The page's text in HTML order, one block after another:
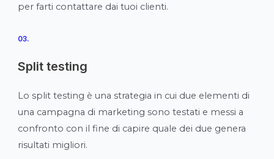
per farti contattare dai tuoi clienti.
03.
Split testing
Lo split testing è una strategia in cui due elementi di
una campagna di marketing sono testati e messi a
confronto con il fine di capire quale dei due genera
risultati migliori.